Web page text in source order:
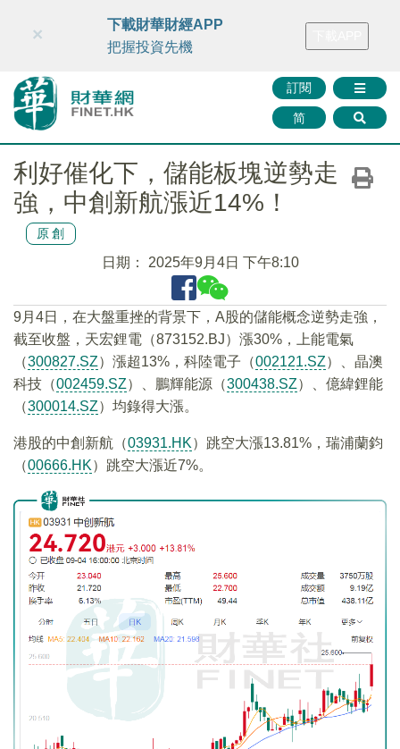
財華智庫網 FINTV FINMETA 財華證券 媒體矩陣
訂閱
简
×
下載財華財經APP
把握投資先機
利好催化下，儲能板塊逆勢走
強，中創新航漲近14%！
原創
日期： 2025年9月4日 下午8:10
9月4日，在大盤重挫的背景下，A股的儲能概念逆勢走強，
截至收盤，天宏鋰電（873152.BJ）漲30%，上能電氣
（300827.SZ）漲超13%，科陸電子（002121.SZ）、晶澳
科技（002459.SZ）、鵬輝能源（300438.SZ）、億緯鋰能
（300014.SZ）均錄得大漲。
港股的中創新航（03931.HK）跳空大漲13.81%，瑞浦蘭鈞
（00666.HK）跳空大漲近7%。